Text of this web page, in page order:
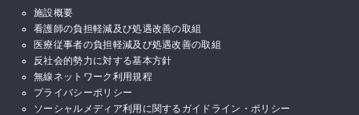
施設概要
看護師の負担軽減及び処遇改善の取組
医療従事者の負担軽減及び処遇改善の取組
反社会的勢力に対する基本方針
無線ネットワーク利用規程
プライバシーポリシー
ソーシャルメディア利用に関するガイドライン・ポリシー